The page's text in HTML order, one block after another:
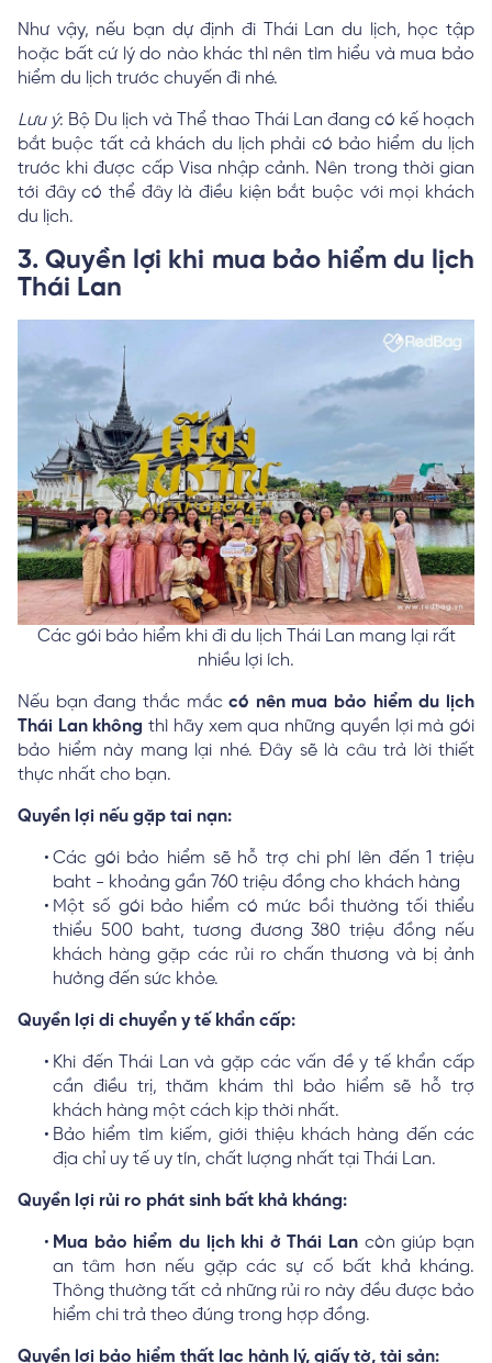
Như vậy, nếu bạn dự định đi Thái Lan du lịch, học tập
hoặc bất cứ lý do nào khác thì nên tìm hiểu và mua bảo
hiểm du lịch trước chuyến đi nhé.
Lưu ý: Bộ Du lịch và Thể thao Thái Lan đang có kế hoạch
bắt buộc tất cả khách du lịch phải có bảo hiểm du lịch
trước khi được cấp Visa nhập cảnh. Nên trong thời gian
tới đây có thể đây là điều kiện bắt buộc với mọi khách
du lịch.
3. Quyền lợi khi mua bảo hiểm du lịch
Thái Lan
Các gói bảo hiểm khi đi du lịch Thái Lan mang lại rất
nhiều lợi ích.
Nếu bạn đang thắc mắccó nên mua bảo hiểm du lịch
Thái Lan không thì hãy xem qua những quyền lợi mà gói
bảo hiểm này mang lại nhé. Đây sẽ là câu trả lời thiết
thực nhất cho bạn.
Quyền lợi nếu gặp tai nạn:
Các gói bảo hiểm sẽ hỗ trợ chi phí lên đến 1 triệu
baht - khoảng gần 760 triệu đồng cho khách hàng
Một số gói bảo hiểm có mức bồi thường tối thiểu
thiểu 500 baht, tương đương 380 triệu đồng nếu
khách hàng gặp các rủi ro chấn thương và bị ảnh
hưởng đến sức khỏe.
Quyền lợi di chuyển y tế khẩn cấp:
Khi đến Thái Lan và gặp các vấn đề y tế khẩn cấp
cần điều trị, thăm khám thì bảo hiểm sẽ hỗ trợ
khách hàng một cách kịp thời nhất.
Bảo hiểm tìm kiếm, giới thiệu khách hàng đến các
địa chỉ uy tế uy tín, chất lượng nhất tại Thái Lan.
Quyền lợi rủi ro phát sinh bất khả kháng:
Mua bảo hiểm du lịch khi ở Thái Lan còn giúp bạn
an tâm hơn nếu gặp các sự cố bất khả kháng.
Thông thường tất cả những rủi ro này đều được bảo
hiểm chi trả theo đúng trong hợp đồng.
Quyền lợi bảo hiểm thất lạc hành lý, giấy tờ, tài sản: